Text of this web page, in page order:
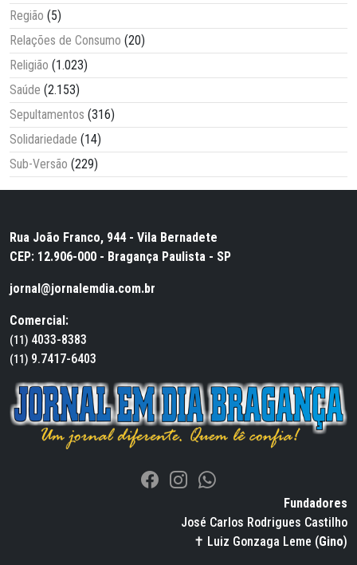
Região (5)
Relações de Consumo (20)
Religião (1.023)
Saúde (2.153)
Sepultamentos (316)
Solidariedade (14)
Sub-Versão (229)
Rua João Franco, 944 - Vila Bernadete
CEP: 12.906-000 - Bragança Paulista - SP
jornal@jornalemdia.com.br
Comercial:
(11) 4033-8383
(11) 9.7417-6403
Fundadores
José Carlos Rodrigues Castilho
✝ Luiz Gonzaga Leme (Gino)